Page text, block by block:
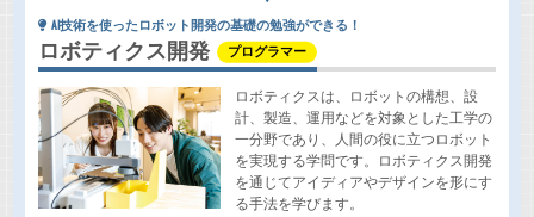
AI技術を使ったロボット開発の基礎の勉強ができる！
ロボティクス開発 プログラマー
ロボティクスは、ロボットの構想、設
計、製造、運用などを対象とした工学の
一分野であり、人間の役に立つロボット
を実現する学問です。ロボティクス開発
を通じてアイディアやデザインを形にす
る手法を学びます。